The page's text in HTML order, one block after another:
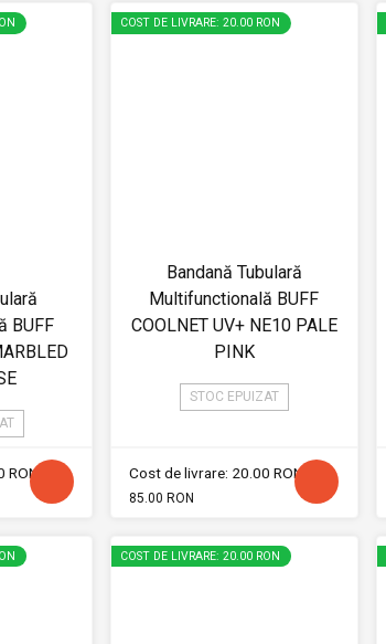
BUFF
RON
COST DE LIVRARE: 20.00 RON
Bandană Tubulară
Multifunctională BUFF
COOLNET UV+ NE10 PALE
PINK
STOC EPUIZAT
Cost de livrare: 20.00 RON
85.00 RON
COST DE LIVRARE: 20.00 RON